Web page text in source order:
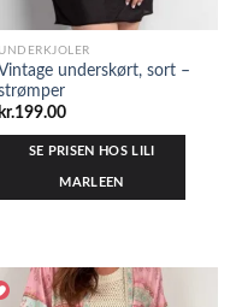
UNDERKJOLER
underskørt, sort –
kr.199.00
SE PRISEN HOS LILI
MARLEEN